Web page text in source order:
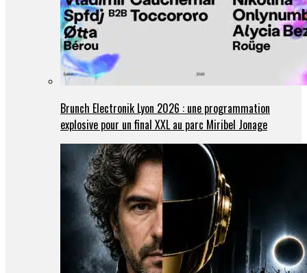
Brunch Electronik Lyon 2026 : une programmation
explosive pour un final XXL au parc Miribel Jonage